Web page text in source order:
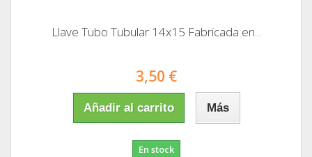
Llave Tubo Tubular 14x15 Fabricada en...
3,50 €
Añadir al carrito Más
En stock